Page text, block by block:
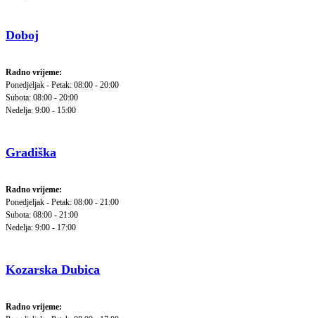
Doboj
Radno vrijeme:
Ponedjeljak - Petak: 08:00 - 20:00
Subota: 08:00 - 20:00
Nedelja: 9:00 - 15:00
Gradiška
Radno vrijeme:
Ponedjeljak - Petak: 08:00 - 21:00
Subota: 08:00 - 21:00
Nedelja: 9:00 - 17:00
Kozarska Dubica
Radno vrijeme: